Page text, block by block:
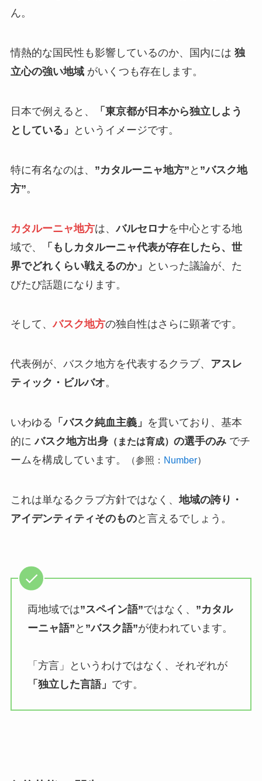
ん。
情熱的な国民性も影響しているのか、国内には 独
立心の強い地域がいくつも存在します。
日本で例えると、
「東京都が日本から独立しよう
としている」
というイメージです。
特に有名なのは、 ”カタルーニャ地方” と ”バスク地
方”。
カタルーニャ地方は、バルセロナを中心とする地
域で、
「もしカタルーニャ代表が存在したら、世
界でどれくらい戦えるのか」
といった議論が、た
びたび話題になります。
そして、バスク地方の独自性はさらに顕著です。
代表例が、バスク地方を代表するクラブ、 アスレ
ティック・ビルバオ。
いわゆる 「バスク純血主義」 を貫いており、基本
的にバスク地方出身（または育成） の選手のみでチ
ームを構成しています。
（参照： Number）
これは単なるクラブ方針ではなく、地域の誇り・
アイデンティティそのものと言えるでしょう。
両地域では”スペイン語”ではなく、 ”カタル
ーニャ語” と ”バスク語”が使われています。
「方言」というわけではなく、それぞれが
「独立した言語」 です。